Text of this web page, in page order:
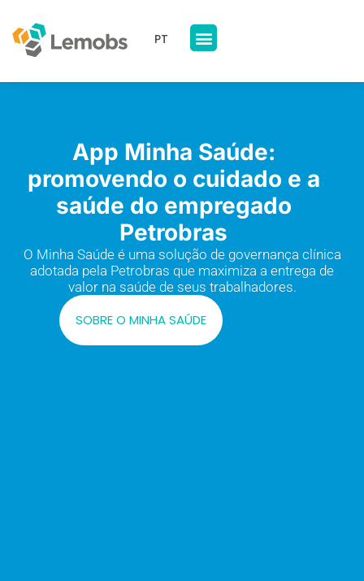
PT
App Minha Saúde:
promovendo o cuidado e a
saúde do empregado
Petrobras
O Minha Saúde é uma solução de governança clínica
adotada pela Petrobras que maximiza a entrega de
valor na saúde de seus trabalhadores.
SOBRE O MINHA SAÚDE